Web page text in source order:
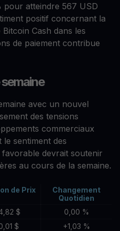
pour atteindre 567 USD
positif concernant la
Cash dans les
de paiement contribue
avec un nouvel
des tensions
commerciaux
sentiment des
devrait soutenir
au cours de la semaine.
de Prix
Changement
Quotidien
$
0,00 %
$
+1,03 %